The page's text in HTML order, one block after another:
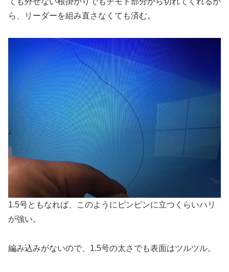
ら、リーダーを組み直さなくても済む。
1.5号ともなれば、このようにピンピンに立つくらいハリ
が強い。
編み込みがないので、1.5号の太さでも表面はツルツル。